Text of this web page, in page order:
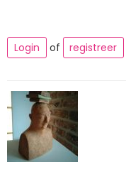
Login of registreer